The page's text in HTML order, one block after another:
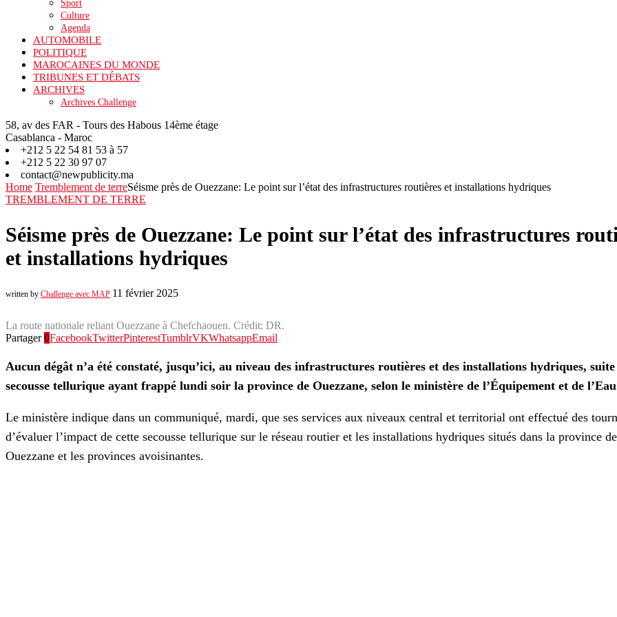
Sport
Culture
Agenda
AUTOMOBILE
POLITIQUE
MAROCAINES DU MONDE
TRIBUNES ET DÉBATS
ARCHIVES
Archives Challenge
58, av des FAR - Tours des Habous 14ème étage
Casablanca - Maroc
+212 5 22 54 81 53 à 57
+212 5 22 30 97 07
contact@newpublicity.ma
Home Tremblement de terreSéisme près de Ouezzane: Le point sur l’état des infrastructures routières et installations hydriques
TREMBLEMENT DE TERRE
Séisme près de Ouezzane: Le point sur l’état des infrastructures
et installations hydriques
written by Challenge avec MAP 11 février 2025
La route nationale reliant Ouezzane à Chefchaouen. Crédit: DR.
Partager 0FacebookTwitterPinterestTumblrVKWhatsappEmail
Aucun dégât n’a été constaté, jusqu’ici, au niveau des infrastructures routières et des installations hydriques,
secousse tellurique ayant frappé lundi soir la province de Ouezzane, selon le ministère de l’Équipement et de
Le ministère indique dans un communiqué, mardi, que ses services aux niveaux central et territorial ont effectué des
d’évaluer l’impact de cette secousse tellurique sur le réseau routier et les installations hydriques situés dans la province de
Ouezzane et les provinces avoisinantes.